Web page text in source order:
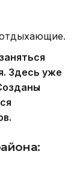
Здесь уже